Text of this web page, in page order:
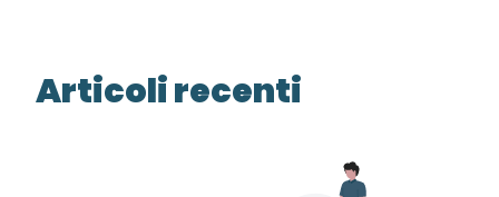
Articoli recenti